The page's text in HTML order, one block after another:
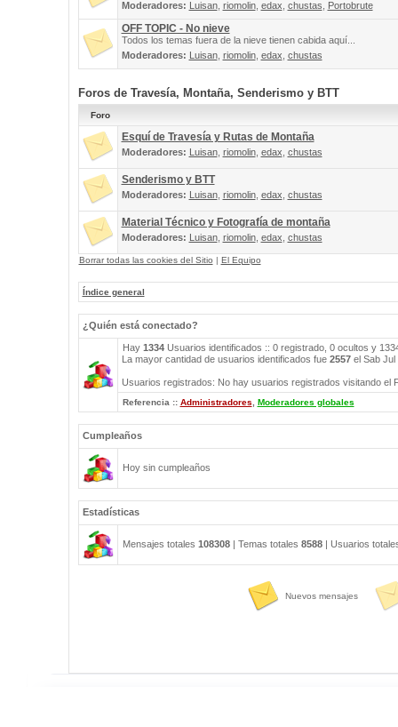
Moderadores: Luisan, riomolin, edax chustas Portobrute
OFF TOPIC - No nieve
Todos los temas fuera de la nieve tienen cabida aquí...
Moderadores: Luisan, riomolin, edax chustas
Foros de Travesía, Montaña, Senderismo y BTT
Foro
Esquí de Travesía y Rutas de Montaña
Moderadores: Luisan, riomolin, edax chustas
Senderismo y BTT
Moderadores: Luisan, riomolin, edax chustas
Material Técnico y Fotografía de montaña
Moderadores: Luisan, riomolin, edax chustas
Borrar todas las cookies del Sitio | El Equipo
Índice general
¿Quién está conectado?
Hay 1334Usuarios identificados :: 0 registrado, 0 ocultos y
La mayor cantidad de usuarios identificados fue 2557el Sab Jul
Usuarios registrados: No hay usuarios registrados visitando el
Referencia :: Administradores Moderadores globales
Cumpleaños
Hoy sin cumpleaños
Estadísticas
Mensajes totales 108308| Temas totales 8588| Usuarios
Nuevos mensajes